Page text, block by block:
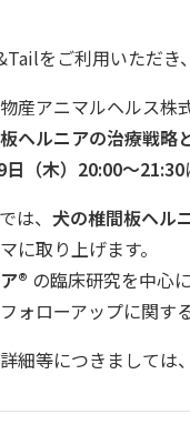
をご利用いただき
産アニマルヘルス株
板ヘルニアの治療戦
日（木）20:00〜21:30
は、 犬の椎間板ヘル
に取り上げます。
® の臨床研究を中心に
ォローアップに関す
細等につきましては